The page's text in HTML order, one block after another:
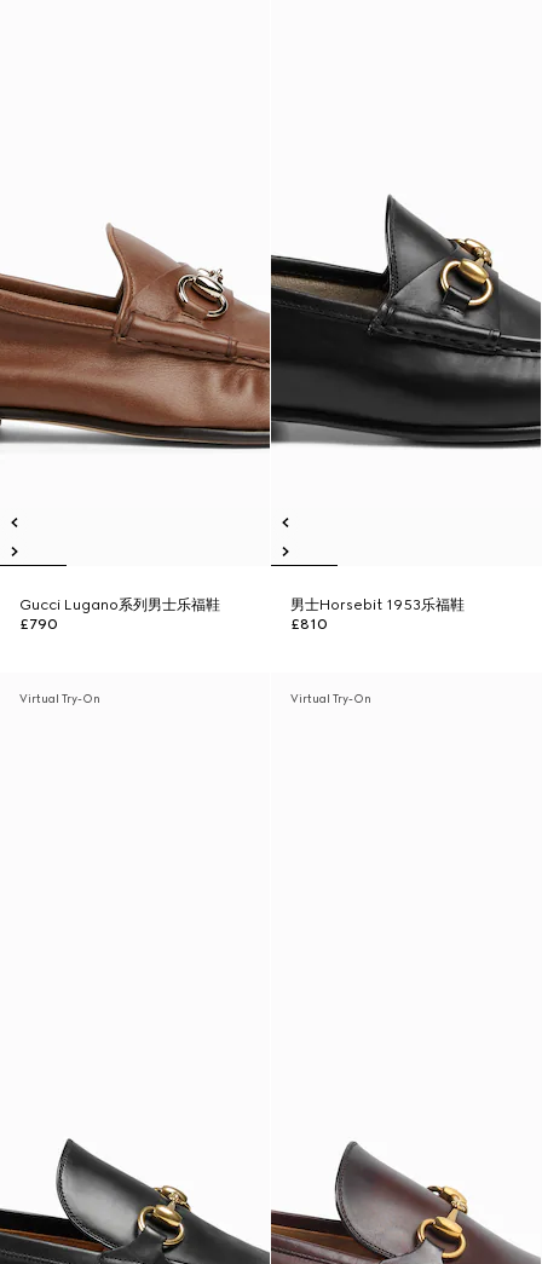
Gucci Lugano系列男士乐福鞋
£790
男士Horsebit 1953乐福鞋
£810
Virtual Try-On Virtual Try-On